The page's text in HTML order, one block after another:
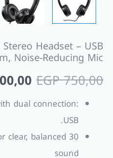
Headset – USB
Noise-Reducing Mic
EGP750,00
dual connection:
USB.
clear, balanced
sound